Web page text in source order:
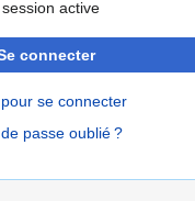
active
connecter
se connecter
passe oublié ?